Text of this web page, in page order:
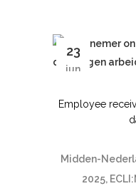
23
jun
Employee
Midden-
2025,